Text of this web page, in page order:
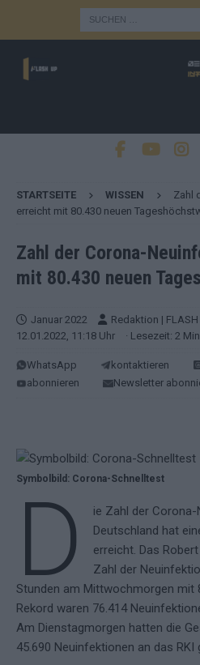
STARTSEITE WISSEN
Zahl
erreicht mit 80.430 neuen
Zahl der Corona-
mit 80.430 neuen
Januar 2022 Redaktion | FLASH
12.01.2022, 11:18 Uhr
· Lesezeit: 2 Min.
WhatsApp kontaktieren
abonnieren
Newsletter
Symbolbild: Corona-Schnelltest
D
ie Zahl der
Deutschland hat
erreicht. Das
Zahl der
Stunden am Mittwochmorgen mit
Rekord waren 76.414
Am Dienstagmorgen hatten die
45.690 Neuinfektionen an das RKI